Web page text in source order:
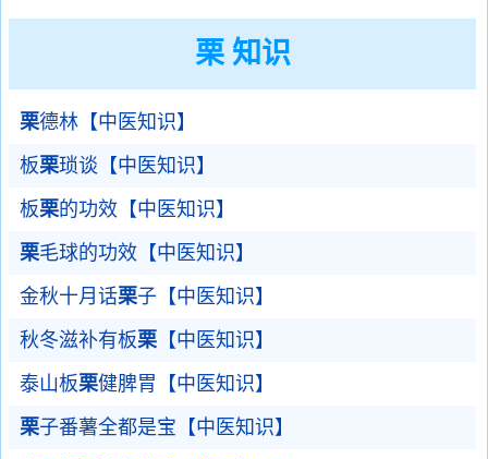
栗 知识
栗德林【中医知识】
板栗琐谈【中医知识】
板栗的功效【中医知识】
栗毛球的功效【中医知识】
金秋十月话栗子【中医知识】
秋冬滋补有板栗【中医知识】
泰山板栗健脾胃【中医知识】
栗子番薯全都是宝【中医知识】